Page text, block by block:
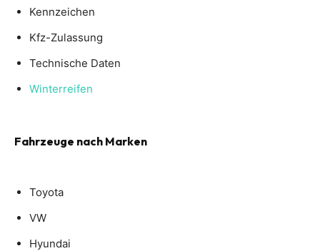
Kennzeichen
Kfz-Zulassung
Technische Daten
Winterreifen
Fahrzeuge nach Marken
Toyota
VW
Hyundai